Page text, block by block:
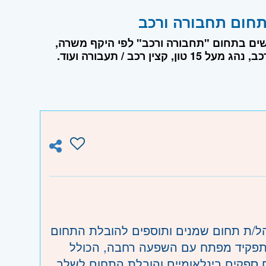
בתחום "תחבורה ורכב" לפי היקף משרה,
/ תעבורה ועוד.
ת תחום שמנים ותוספים להובלת התחום
מפתח עם השפעה רחבה, הכולל